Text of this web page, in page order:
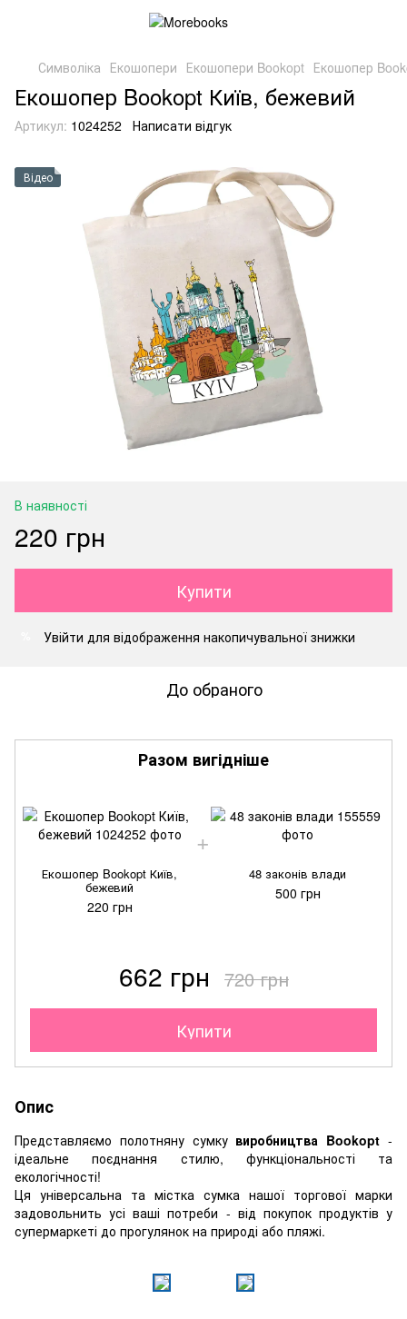
Символіка Екошопери Екошопери Bookopt Екошопер
Екошопер Bookopt Київ, бежевий
Артикул: 1024252 Написати відгук
Відео
В наявності
220 грн
Купити
Увійти для відображення накопичувальної знижки
До обраного
Разом вигідніше
Екошопер Bookopt Київ,
бежевий
220 грн
48 законів влади
500 грн
662 грн 720 грн
Купити
Опис
Представляємо полотняну сумку виробництва Bookopt -
ідеальне поєднання стилю, функціональності та
екологічності!
Ця універсальна та містка сумка нашої торгової марки
задовольнить усі ваші потреби - від покупок продуктів у
супермаркеті до прогулянок на природі або пляжі.